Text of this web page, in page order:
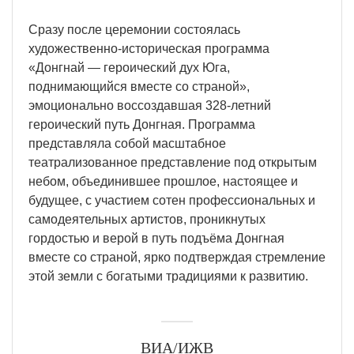
Сразу после церемонии состоялась
художественно-историческая программа
«Донгнай — героический дух Юга,
поднимающийся вместе со страной»,
эмоционально воссоздавшая 328-летний
героический путь Донгная. Программа
представляла собой масштабное
театрализованное представление под открытым
небом, объединившее прошлое, настоящее и
будущее, с участием сотен профессиональных и
самодеятельных артистов, проникнутых
гордостью и верой в путь подъёма Донгная
вместе со страной, ярко подтверждая стремление
этой земли с богатыми традициями к развитию.
ВИА/ИЖВ